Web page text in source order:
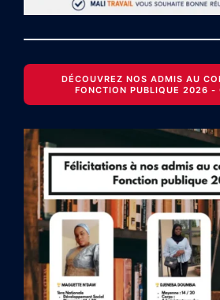
DÉCOUVREZ NOS ADMIS AU
FONCTION PUBLIQUE 2026 -